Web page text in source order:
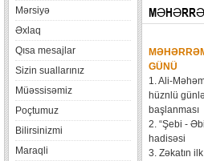
Mərsiyə
Əxlaq
Qısa mesajlar
Sizin suallarınız
Müəssisəmiz
Poçtumuz
Bilirsinizmi
Maraqli
GÜNÜ
1. Ali-
hüznlü
başlanması
2. “Şebi -
hadisəsi
3. Zəkatın